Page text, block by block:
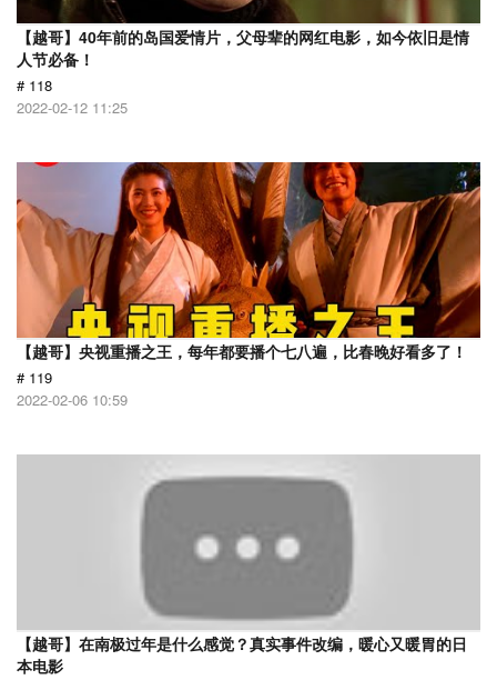
【越哥】40年前的岛国爱情片，父母辈的网红电影，如今依旧是情
人节必备！
# 118
2022-02-12 11:25
【越哥】央视重播之王，每年都要播个七八遍，比春晚好看多了！
# 119
2022-02-06 10:59
【越哥】在南极过年是什么感觉？真实事件改编，暖心又暖胃的日
本电影